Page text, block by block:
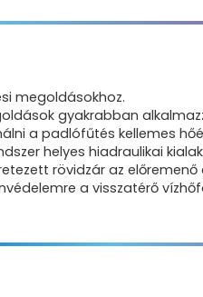
fűtési
gyakrabban
a padlófűtés kellemes
helyes hiadraulikai
rövidzár az
a visszatérő